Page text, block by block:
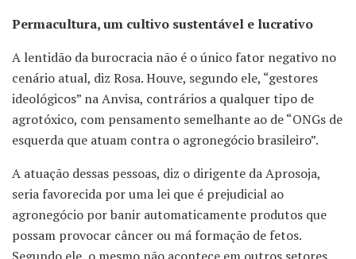
Permacultura, um cultivo sustentável e lucrativo
A lentidão da burocracia não é o único fator negativo no
cenário atual, diz Rosa. Houve, segundo ele, “gestores
ideológicos” na Anvisa, contrários a qualquer tipo de
agrotóxico, com pensamento semelhante ao de “ONGs de
esquerda que atuam contra o agronegócio brasileiro”.
A atuação dessas pessoas, diz o dirigente da Aprosoja,
seria favorecida por uma lei que é prejudicial ao
agronegócio por banir automaticamente produtos que
possam provocar câncer ou má formação de fetos.